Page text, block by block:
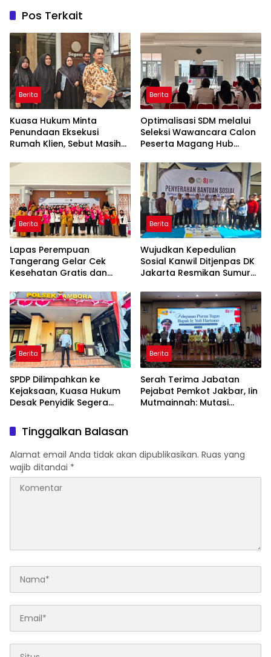
Pos Terkait
Berita
Kuasa Hukum Minta
Penundaan Eksekusi
Rumah Klien, Sebut Masih
Hukum yang Berjalan
Berita
Optimalisasi SDM melalui
Seleksi Wawancara Calon
Peserta Magang Hub
2026
Berita
Lapas Perempuan
Tangerang Gelar Cek
Kesehatan Gratis dan
DNA bagi Petugas dan
Warga Binaan
Berita
Wujudkan Kepedulian
Sosial Kanwil Ditjenpas DK
Jakarta Resmikan Sumur
Berita
SPDP Dilimpahkan ke
Kejaksaan, Kuasa Hukum
Desak Penyidik Segera
Pengeroyokan
Berita
Serah Terima Jabatan
Pejabat Pemkot Jakbar, Iin
Mutmainnah: Mutasi
Tinggalkan Balasan
Alamat email Anda tidak akan dipublikasikan. Ruas yang
wajib ditandai *